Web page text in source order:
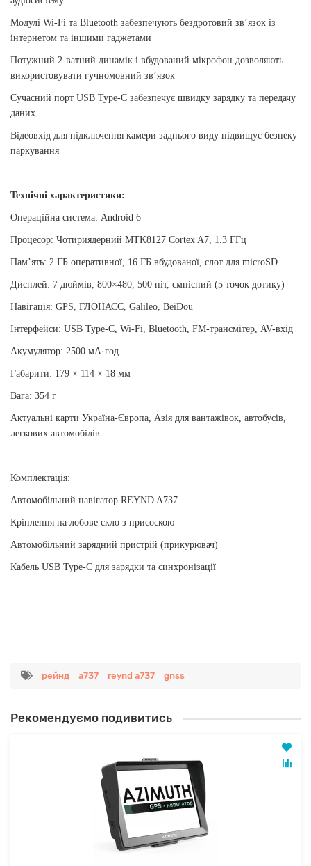
Модулі Wi-Fi та Bluetooth забезпечують бездротовий зв’язок із
інтернетом та іншими гаджетами
Потужний 2-ватний динамік і вбудований мікрофон дозволяють
використовувати гучномовний зв’язок
Сучасний порт USB Type-C забезпечує швидку зарядку та передачу
даних
Відеовхід для підключення камери заднього виду підвищує безпеку
паркування
Технічні характеристики:
Операційна система: Android 6
Процесор: Чотириядерний MTK8127 Cortex A7, 1.3 ГГц
Пам’ять: 2 ГБ оперативної, 16 ГБ вбудованої, слот для microSD
Дисплей: 7 дюймів, 800×480, 500 ніт, ємнісний (5 точок дотику)
Навігація: GPS, ГЛОНАСС, Galileo, BeiDou
Інтерфейси: USB Type-C, Wi-Fi, Bluetooth, FM-трансмітер, AV-вхід
Акумулятор: 2500 мА·год
Габарити: 179 × 114 × 18 мм
Вага: 354 г
Актуальні карти Україна-Європа, Азія для вантажівок, автобусів,
легкових автомобілів
Комплектація:
Автомобільний навігатор REYND A737
Кріплення на лобове скло з присоскою
Автомобільний зарядний пристрій (прикурювач)
Кабель USB Type-C для зарядки та синхронізації
рейнд а737 reynd a737 gnss
Рекомендуємо подивитись